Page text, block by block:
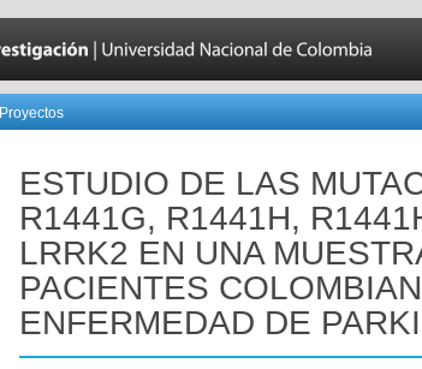
Proyectos
ESTUDIO DE LAS
R1441G, R1441H,
LRRK2 EN UNA
PACIENTES
ENFERMEDAD DE